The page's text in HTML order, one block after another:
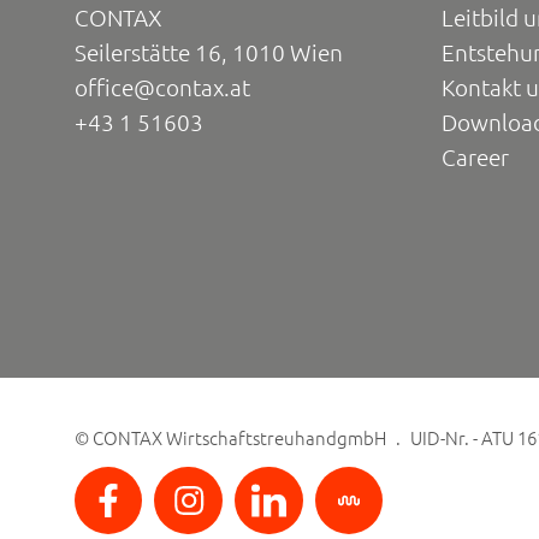
CONTAX
Seilerstätte 16, 1010 Wien
office@contax.at
+43 1 51603
Leitbild
Kontakt
Career
© CONTAX WirtschaftstreuhandgmbH UID-Nr. - ATU